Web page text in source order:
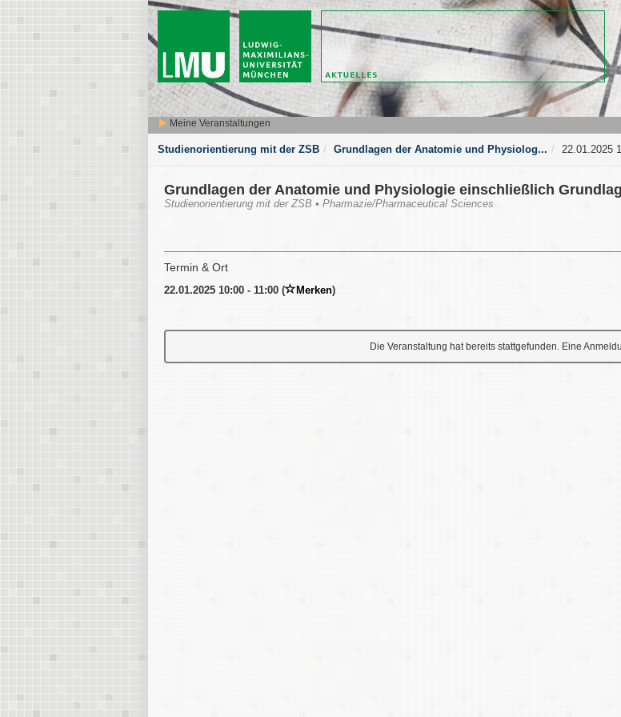
Meine Veranstaltungen
Studienorientierung mit der ZSB Grundlagen der Anatomie und Physiolog... 22.01.2025
Grundlagen der Anatomie und Physiologie einschließlich
Studienorientierung mit der ZSB • Pharmazie/Pharmaceutical Sciences
Termin & Ort
22.01.2025 10:00 - 11:00 ( Merken)
Die Veranstaltung hat bereits stattgefunden. Eine